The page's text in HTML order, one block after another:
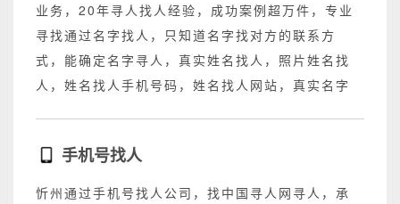
业务，20年寻人找人经验，成功案例超万件，专业
寻找通过名字找人，只知道名字找对方的联系方
式，能确定名字寻人，真实姓名找人，照片姓名找
人，姓名找人手机号码，姓名找人网站，真实名字
手机号找人
忻州通过手机号找人公司，找中国寻人网寻人，承